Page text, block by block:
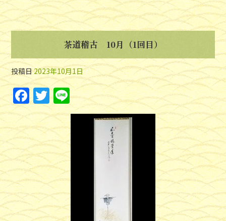
茶道稽古 10月（1回目）
投稿日2023年10月1日
F
a
c
e
b
o
o
k
T
w
itt
er
Li
n
e